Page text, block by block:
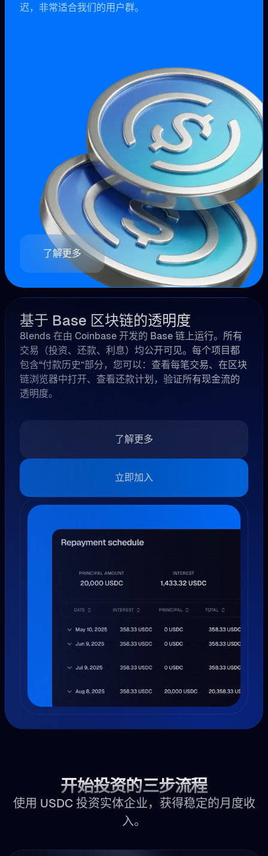
迟，非常适合我们的用户群。
了解更多
基于 Base 区块链的透明度
8lends 在由 Coinbase 开发的 Base 链上运行。所有
交易（投资、还款、利息）均公开可见。每个项目都
包含“付款历史”部分，您可以：查看每笔交易、在区块
链浏览器中打开、查看还款计划，验证所有现金流的
透明度。
了解更多
立即加入
开始投资的三步流程
使用 USDC 投资实体企业，获得稳定的月度收
入。